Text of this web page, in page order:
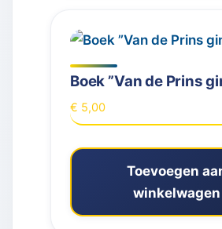
Boek ”Van de Prins
€ 5,00
Toevoegen
winkelwagen